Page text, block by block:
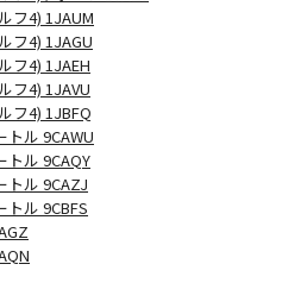
フ4) 1JAUM
フ4) 1JAGU
フ4) 1JAEH
フ4) 1JAVU
フ4) 1JBFQ
トル 9CAWU
トル 9CAQY
トル 9CAZJ
トル 9CBFS